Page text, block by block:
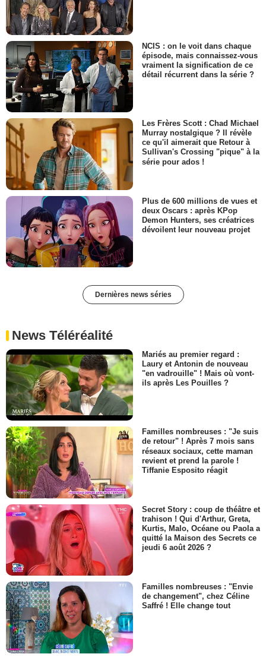
NCIS : on le voit dans chaque
épisode, mais connaissez-vous
vraiment la signification de ce
détail récurrent dans la série ?
Les Frères Scott : Chad Michael
Murray nostalgique ? Il révèle
ce qu'il aimerait que Retour à
Sullivan's Crossing "pique" à la
série pour ados !
Plus de 600 millions de vues et
deux Oscars : après KPop
Demon Hunters, ses créatrices
dévoilent leur nouveau projet
Dernières news séries
News Téléréalité
Mariés au premier regard :
Laury et Antonin de nouveau
"en vadrouille" ! Mais où vont-
ils après Les Pouilles ?
Familles nombreuses : "Je suis
de retour" ! Après 7 mois sans
réseaux sociaux, cette maman
revient et prend la parole !
Tiffanie Esposito réagit
Secret Story : coup de théâtre et
trahison ! Qui d'Arthur, Greta,
Kurtis, Malo, Océane ou Paola a
quitté la Maison des Secrets ce
jeudi 6 août 2026 ?
Familles nombreuses : "Envie
de changement", chez Céline
Saffré ! Elle change tout